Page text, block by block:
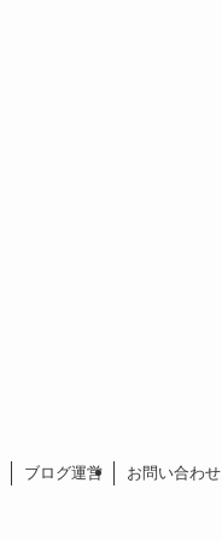
ブログ運営 お問い合わせ